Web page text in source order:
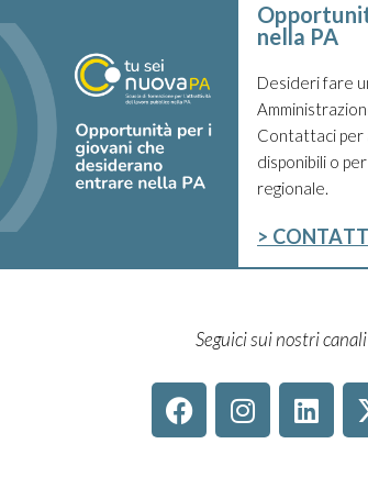
nella PA
Desideri fare
Contattaci per
disponibili o
regionale.
>
Seguici sui nostri